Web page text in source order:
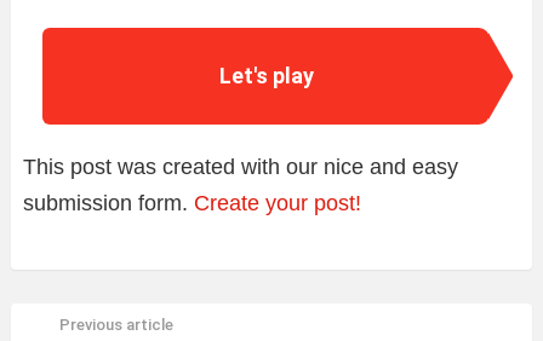
Let's play
This post was created with our nice and easy
submission form. Create your post!
Previous article